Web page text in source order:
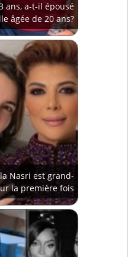
ans, a-t-il épousé
âgée de 20 ans?
Nasri est grand-
la première fois